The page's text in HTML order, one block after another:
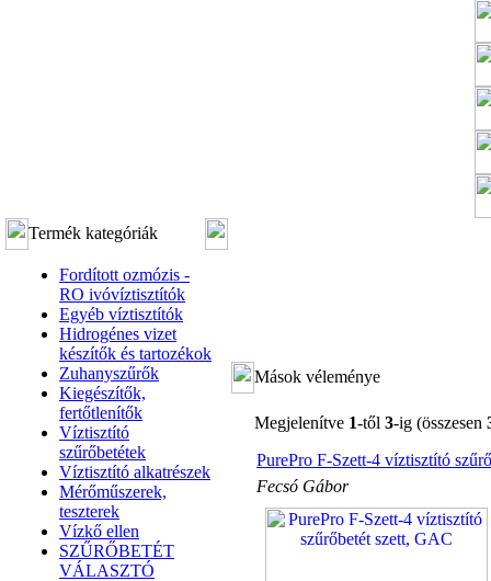
Termék kategóriák
Fordított ozmózis -
RO ivóvíztisztítók
Egyéb víztisztítók
Hidrogénes vizet
készítők és tartozékok
Zuhanyszűrők
Kiegészítők,
fertőtlenítők
Víztisztító
szűrőbetétek
Víztisztító alkatrészek
Mérőműszerek,
teszterek
Vízkő ellen
SZŰRŐBETÉT
VÁLASZTÓ
Mások véleménye
Megjelenítve 1-től 3-ig (összesen
PurePro F-Szett-4 víztisztító
Fecsó Gábor